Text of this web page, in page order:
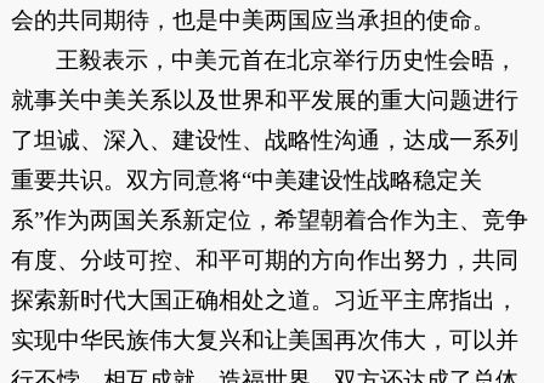
会的共同期待，也是中美两国应当承担的使命。
王毅表示，中美元首在北京举行历史性会晤，
就事关中美关系以及世界和平发展的重大问题进行
了坦诚、深入、建设性、战略性沟通，达成一系列
重要共识。双方同意将“中美建设性战略稳定关
系”作为两国关系新定位，希望朝着合作为主、竞争
有度、分歧可控、和平可期的方向作出努力，共同
探索新时代大国正确相处之道。习近平主席指出，
实现中华民族伟大复兴和让美国再次伟大，可以并